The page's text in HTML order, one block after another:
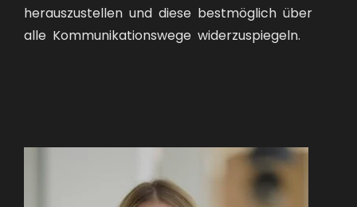
herauszustellen und diese bestmöglich über
alle Kommunikationswege widerzuspiegeln.